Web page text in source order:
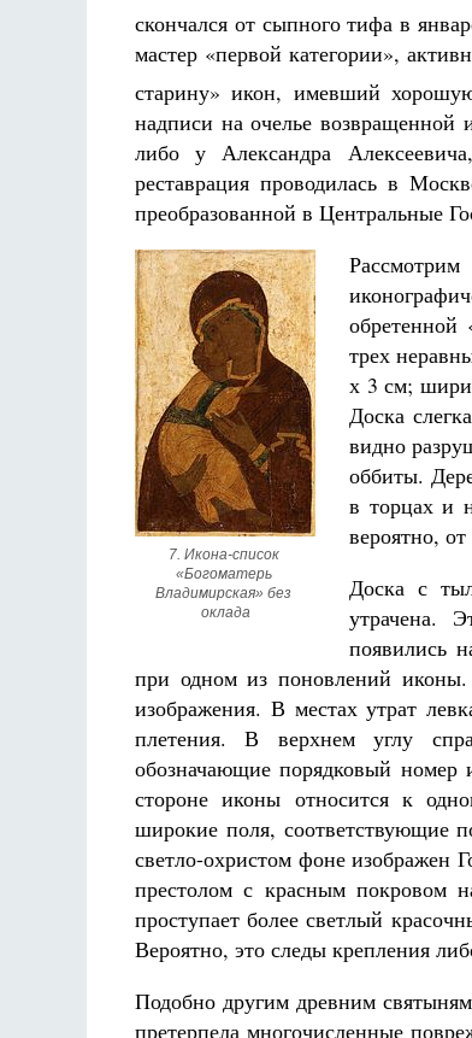
скончался от сыпного тифа в
мастер «первой категории»,
старину» икон, имевший
надписи на очелье возвращенной
либо у Александра
реставрация проводилась в
преобразованной в Центральные
7. Икона-список
«Богоматерь
Владимирская» без
оклада
обретенной
трех
х 3 см;
Доска
видно
оббиты.
в торцах и
вероятно,
Доска с
утрачена.
появились
при одном из поновлений
изображения. В местах утрат
плетения. В верхнем углу
обозначающие порядковый
стороне иконы относится к
широкие поля, соответствующие
светло-охристом фоне изображен
престолом с красным покровом
проступает более светлый
Вероятно, это следы крепления
Подобно другим древним
претерпела многочисленные